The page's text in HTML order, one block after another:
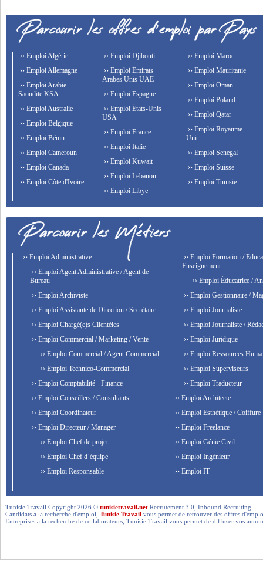
›› Emploi Algérie
›› Emploi Allemagne
›› Emploi Arabie
Saoudite KSA
›› Emploi Australie
›› Emploi Belgique
›› Emploi Bénin
›› Emploi Cameroun
›› Emploi Canada
›› Emploi Côte d'Ivoire
›› Emploi Djibouti
›› Emploi Émirats
Arabes Unis UAE
›› Emploi Espagne
›› Emploi États-Unis
USA
›› Emploi France
›› Emploi Italie
›› Emploi Kuwait
›› Emploi Lebanon
›› Emploi Libye
›› Emploi Maroc
›› Emploi Mauritanie
›› Emploi Oman
›› Emploi Poland
›› Emploi Qatar
›› Emploi Royaume-
Uni
›› Emploi Senegal
›› Emploi Suisse
›› Emploi Tunisie
›› Emploi Administrative
›› Emploi Agent Administrative / Agent de
Bureau
›› Emploi Archiviste
›› Emploi Assistante de Direction / Secrétaire
›› Emploi Chargé(e)s Clientèles
›› Emploi Commercial / Marketing / Vente
›› Emploi Commercial / Agent Commercial
›› Emploi Technico-Commercial
›› Emploi Comptabilité - Finance
›› Emploi Conseillers / Consultants
›› Emploi Coordinateur
›› Emploi Directeur / Manager
›› Emploi Chef de projet
›› Emploi Chef d’équipe
›› Emploi Responsable
›› Emploi Formation /
Enseignement
›› Emploi Éducatrice /
›› Emploi Gestionnaire /
›› Emploi Journaliste
›› Emploi Journaliste /
›› Emploi Juridique
›› Emploi Ressources
›› Emploi Superviseurs
›› Emploi Traducteur
›› Emploi Architecte
›› Emploi Esthétique / Coiffure
›› Emploi Freelance
›› Emploi Génie Civil
›› Emploi Ingénieur
›› Emploi IT
Tunisie Travail Copyright 2026 ©tunisietravail.net Recrutement 3.0, Inbound Recruiting .-
Candidats a la recherche d'emploi,Tunisie Travail vous permet de retrouver des offres
Entreprises a la recherche de collaborateurs, Tunisie Travail vous permet de diffuser vos